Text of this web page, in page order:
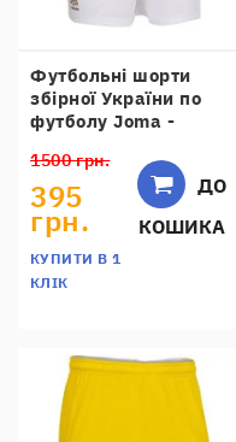
Футбольні шорти
збірної України по
футболу Joma -
1500 грн.
395
грн.
КУПИТИ В 1
КЛІК
ДО
КОШИКА